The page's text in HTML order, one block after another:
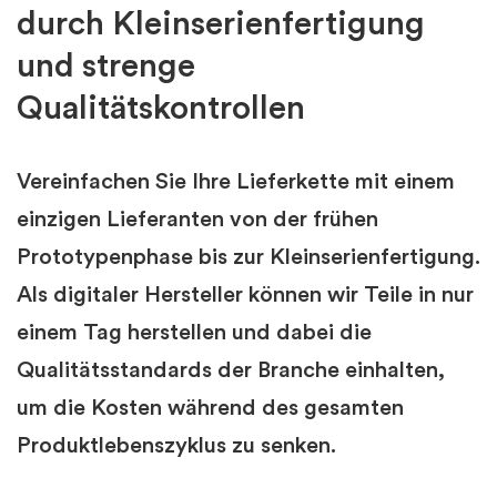
durch Kleinserienfertigung
und strenge
Qualitätskontrollen
Vereinfachen Sie Ihre Lieferkette mit einem
einzigen Lieferanten von der frühen
Prototypenphase bis zur Kleinserienfertigung.
Als digitaler Hersteller können wir Teile in nur
einem Tag herstellen und dabei die
Qualitätsstandards der Branche einhalten,
um die Kosten während des gesamten
Produktlebenszyklus zu senken.